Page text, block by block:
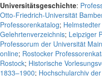
Universitätsgeschichte:
Otto-Friedrich-Universität
Professorenkatalog;
Gelehrtenverzeichnis; Leipziger
Professorum der Universität
online; Rostocker
Rostock; Historische
1833–1900; Hochschularchiv